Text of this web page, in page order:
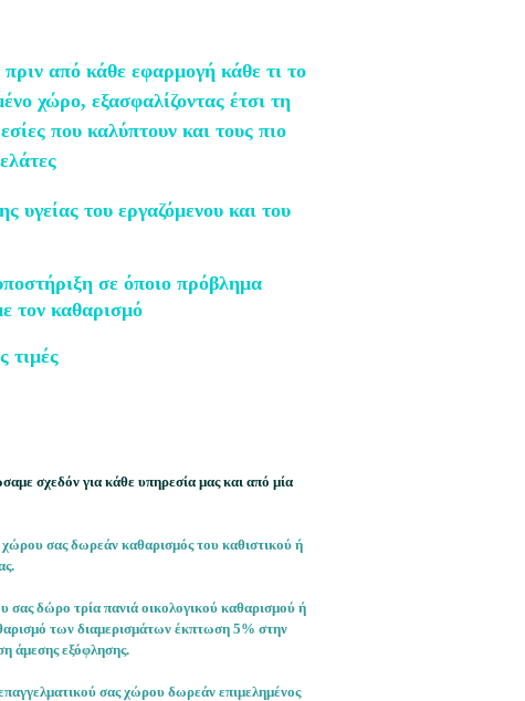
από κάθε εφαρμογή κάθε τι το
χώρο, εξασφαλίζοντας έτσι τη
που καλύπτουν και τους πιο
υγείας του εργαζόμενου και του
σε όποιο πρόβλημα
τον καθαρισμό
τιμές
σχεδόν για κάθε υπηρεσία μας και από μία
σας δωρεάν καθαρισμός του καθιστικού ή
δώρο τρία πανιά οικολογικού καθαρισμού ή
των διαμερισμάτων έκπτωση 5% στην
άμεσης εξόφλησης.
σας χώρου δωρεάν επιμελημένος